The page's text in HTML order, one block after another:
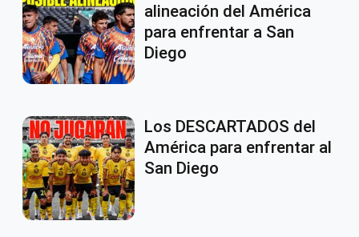
alineación del América
para enfrentar a San
Diego
Los DESCARTADOS del
América para enfrentar al
San Diego